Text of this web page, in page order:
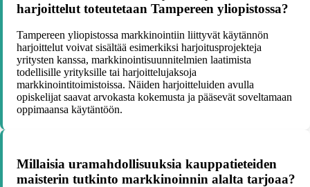
harjoittelut toteutetaan Tampereen yliopistossa?
Tampereen yliopistossa markkinointiin liittyvät käytännön
harjoittelut voivat sisältää esimerkiksi harjoitusprojekteja
yritysten kanssa, markkinointisuunnitelmien laatimista
todellisille yrityksille tai harjoittelujaksoja
markkinointitoimistoissa. Näiden harjoitteluiden avulla
opiskelijat saavat arvokasta kokemusta ja pääsevät soveltamaan
oppimaansa käytäntöön.
Millaisia uramahdollisuuksia kauppatieteiden
maisterin tutkinto markkinoinnin alalta tarjoaa?